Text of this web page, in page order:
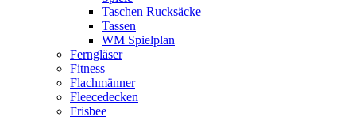
Taschen Rucksäcke
Tassen
WM Spielplan
Ferngläser
Fitness
Flachmänner
Fleecedecken
Frisbee